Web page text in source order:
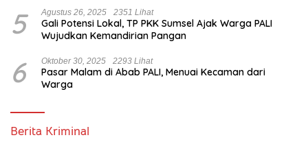
5 Agustus 26, 2025 2351 Lihat
Gali Potensi Lokal, TP PKK Sumsel Ajak Warga PALI
Wujudkan Kemandirian Pangan
6 Oktober 30, 2025 2293 Lihat
Pasar Malam di Abab PALI, Menuai Kecaman dari
Warga
Berita Kriminal